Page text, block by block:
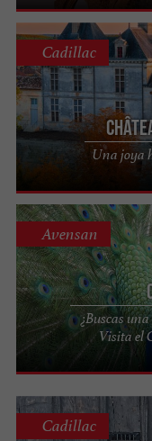
Una joya
Cadillac
¿Buscas
Visita el
Avensan
Cadillac